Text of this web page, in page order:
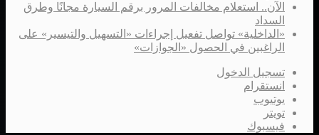
الآن.. استعلام مخالفات المرور برقم السيارة مجانًا وطرق
السداد
«الداخلية» تواصل تفعيل إجراءات «التسهيل والتيسير» على
الراغبين في الحصول «الجوازات»
تسجيل الدخول
انستقرام
يوتيوب
تويتر
فيسبوك